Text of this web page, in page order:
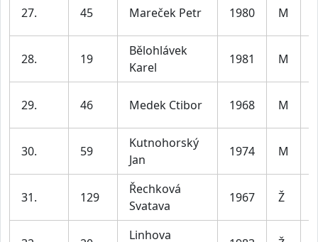
27. 45 Mareček Petr 1980 M
28. 19
Bělohlávek
Karel
1981 M
29. 46 Medek Ctibor 1968 M
30. 59
Kutnohorský
Jan
1974 M
31. 129
Řechková
Svatava
1967 Ž
Linhova